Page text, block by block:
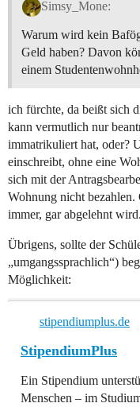
Simsy_Mone:
Warum wird kein
Geld haben? Davon
einem
ich fürchte, da beißt sich
kann vermutlich nur
immatrikuliert hat, oder?
einschreibt, ohne eine
sich mit der
Wohnung nicht
immer, gar abgelehnt wird.
Übrigens, sollte der
„umgangssprachlich“)
Möglichkeit:
stipendiumplus.de
StipendiumPlus
Ein Stipendium
Menschen – im